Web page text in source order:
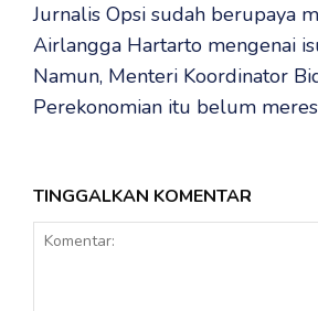
Jurnalis Opsi sudah berupaya
Airlangga Hartarto mengenai
Namun, Menteri Koordinator
Perekonomian itu belum
TINGGALKAN KOMENTAR